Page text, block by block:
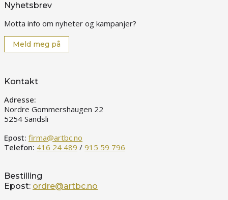
Nyhetsbrev
Motta info om nyheter og kampanjer?
Meld meg på
Kontakt
Adresse:
Nordre Gommershaugen 22
5254 Sandsli
Epost: firma@artbc.no
Telefon: 416 24 489 / 915 59 796
Bestilling
Epost: ordre@artbc.no